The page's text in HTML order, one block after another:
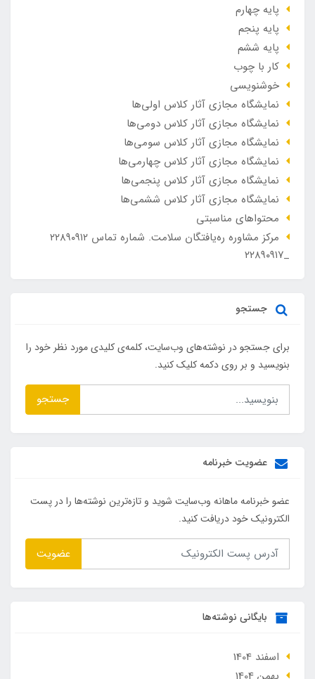
پایه چهارم
پایه پنجم
پایه ششم
کار با چوب
خوشنویسی
نمایشگاه مجازی آثار کلاس اولی‌ها
نمایشگاه مجازی آثار کلاس دومی‌ها
نمایشگاه مجازی آثار کلاس سومی‌ها
نمایشگاه مجازی آثار کلاس چهارمی‌ها
نمایشگاه مجازی آثار کلاس پنجمی‌ها
نمایشگاه مجازی آثار کلاس ششمی‌ها
محتواهای مناسبتی
مرکز مشاوره ره‌یافتگان سلامت. شماره تماس ۲۲۸۹۰۹۱۲
_۲۲۸۹۰۹۱۷
جستجو
برای جستجو در نوشته‌های وب‌سایت، کلمه‌ی کلیدی مورد نظر خود را
بنویسید و بر روی دکمه کلیک کنید.
جستجو
عضویت خبرنامه
عضو خبرنامه ماهانه وب‌سایت شوید و تازه‌ترین نوشته‌ها را در پست
الکترونیک خود دریافت کنید.
عضویت
بایگانی نوشته‌ها
اسفند 1404